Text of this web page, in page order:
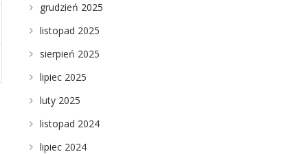
grudzień 2025
listopad 2025
sierpień 2025
lipiec 2025
luty 2025
listopad 2024
lipiec 2024